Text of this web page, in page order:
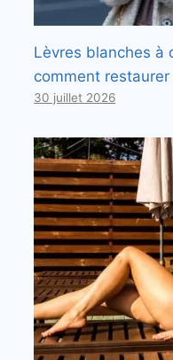
Lèvres blanches à
comment
30 juillet 2026